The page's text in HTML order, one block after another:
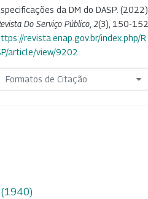
da DM do DASP. (2022).
Do Serviço Público 2(3), 150-152.
revista.enap.gov.br/index.php/R
article/view/9202
Formatos de Citação
(1940)